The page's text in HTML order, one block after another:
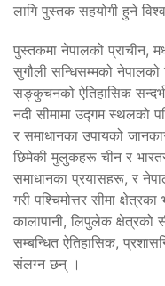
लागि पुस्तक सहयोगी हुने
पुस्तकमा नेपालको प्राचीन,
सुगौली सन्धिसम्मको नेपालको
सङ्कुचनको ऐतिहासिक सन्दर्भ,
नदी सीमामा उद्गम स्थलको
र समाधानका उपायको
छिमेकी मुलुकहरू चीन र
समाधानका प्रयासहरू, र
गरी पश्चिमोत्तर सीमा
कालापानी, लिपुलेक क्षेत्रको
सम्बन्धित ऐतिहासिक,
संलग्न छन् ।